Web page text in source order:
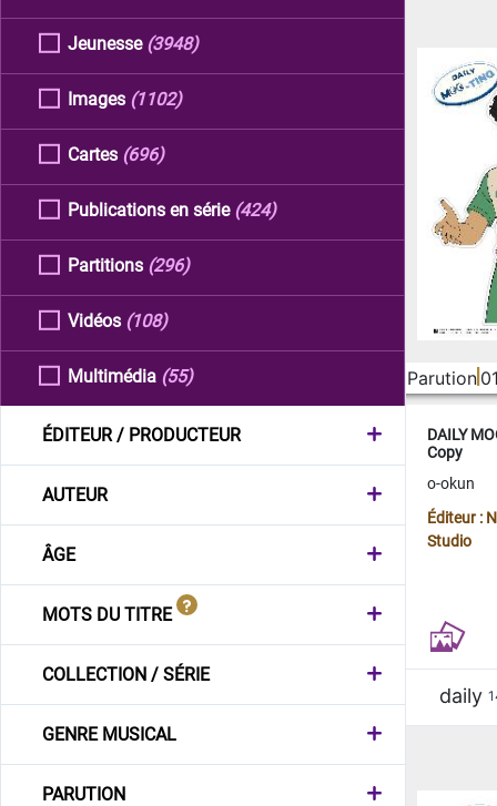
Jeunesse (3948)
Images (1102)
Cartes (696)
Publications en série (424)
Partitions (296)
Vidéos (108)
Multimédia (55)
ÉDITEUR / PRODUCTEUR
AUTEUR
ÂGE
MOTS DU TITRE
COLLECTION / SÉRIE
GENRE MUSICAL
PARUTION
Parution
DAILY
Copy
o-okun
Éditeur :
Studio
daily